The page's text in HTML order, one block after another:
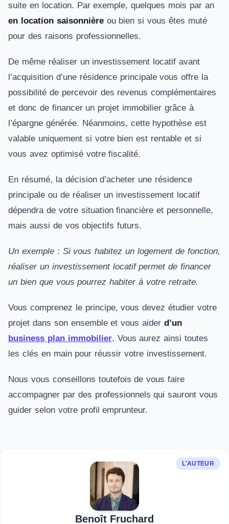
suite en location. Par exemple, quelques mois par an
en location saisonnière ou bien si vous êtes muté
pour des raisons professionnelles.
De même réaliser un investissement locatif avant
l’acquisition d’une résidence principale vous offre la
possibilité de percevoir des revenus complémentaires
et donc de financer un projet immobilier grâce à
l’épargne générée. Néanmoins, cette hypothèse est
valable uniquement si votre bien est rentable et si
vous avez optimisé votre fiscalité.
En résumé, la décision d’acheter une résidence
principale ou de réaliser un investissement locatif
dépendra de votre situation financière et personnelle,
mais aussi de vos objectifs futurs.
Un exemple : Si vous habitez un logement de fonction,
réaliser un investissement locatif permet de financer
un bien que vous pourrez habiter à votre retraite.
Vous comprenez le principe, vous devez étudier votre
projet dans son ensemble et vous aider d’un
business plan immobilier. Vous aurez ainsi toutes
les clés en main pour réussir votre investissement.
Nous vous conseillons toutefois de vous faire
accompagner par des professionnels qui sauront vous
guider selon votre profil emprunteur.
L'AUTEUR
Benoît Fruchard